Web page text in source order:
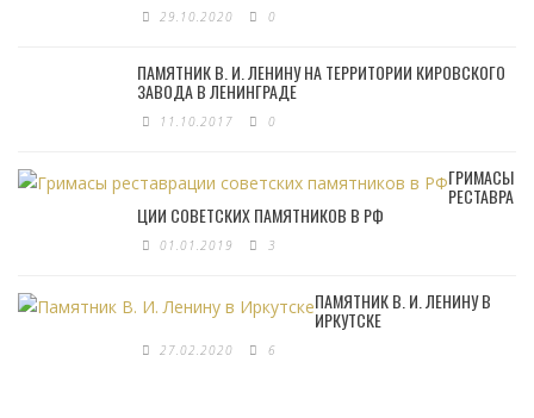
29.10.2020 0
ПАМЯТНИК В. И. ЛЕНИНУ НА ТЕРРИТОРИИ КИРОВСКОГО
ЗАВОДА В ЛЕНИНГРАДЕ
11.10.2017 0
ГРИМАСЫ
РЕСТАВРА
ЦИИ СОВЕТСКИХ ПАМЯТНИКОВ В РФ
01.01.2019 3
ПАМЯТНИК В. И. ЛЕНИНУ В
ИРКУТСКЕ
27.02.2020 6